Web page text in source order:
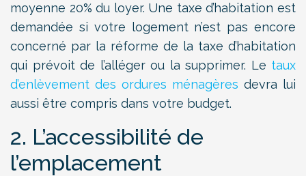
moyenne 20% du loyer. Une taxe d’habitation est
demandée si votre logement n’est pas encore
concerné par la réforme de la taxe d’habitation
qui prévoit de l’alléger ou la supprimer. Le taux
d’enlèvement des ordures ménagères devra lui
aussi être compris dans votre budget.
2. L’accessibilité de
l’emplacement